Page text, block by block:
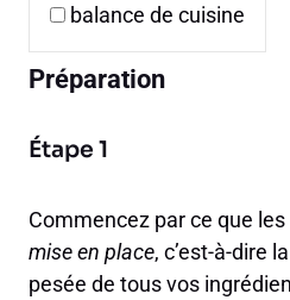
balance de cuisine
Préparation
Étape 1
Commencez par ce que
mise en place, c’est-à-dire
pesée de tous vos